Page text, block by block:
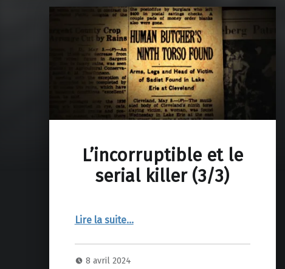
L’incorruptible et le
serial killer (3/3)
Lire la suite“L’incorruptible et le serial killer (3/3)”
…
8 avril 2024